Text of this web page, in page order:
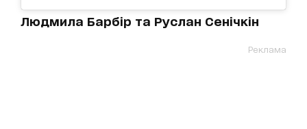
Людмила Барбір та Руслан Сенічкін
Реклама